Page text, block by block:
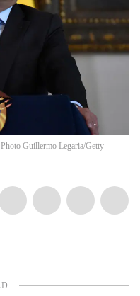
Photo Guillermo Legaria/Getty